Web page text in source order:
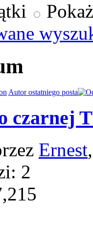
Autor ostatniego posta
czarnej
Ernest
2